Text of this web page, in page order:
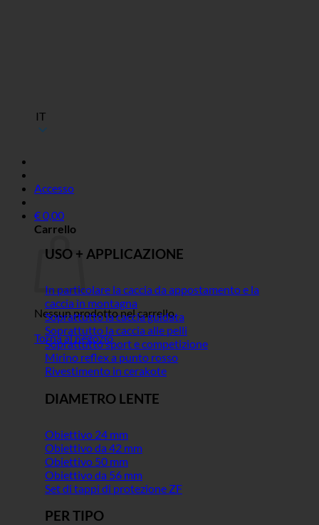
IT
Accesso
€0,00
Carrello
Nessun prodotto nel carrello.
Torna al negozio
USO + APPLICAZIONE
In particolare la caccia da appostamento e la
caccia in montagna
Soprattutto la caccia guidata
Soprattutto la caccia alle pelli
Soprattutto sport e competizione
Mirino reflex a punto rosso
Rivestimento in cerakote
DIAMETRO LENTE
Obiettivo 24 mm
Obiettivo da 42 mm
Obiettivo 50 mm
Obiettivo da 56 mm
Set di tappi di protezione ZF
PER TIPO